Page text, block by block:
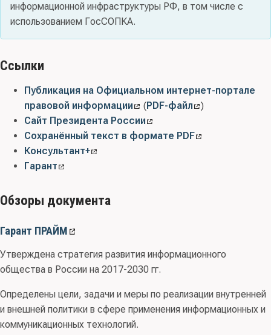
информационной инфраструктуры РФ, в том числе с
использованием ГосСОПКА.
Ссылки
Публикация на Официальном интернет-портале
правовой информации
(PDF-файл
)
Сайт Президента России
Сохранённый текст в формате PDF
Консультант+
Гарант
Обзоры документа
Гарант ПРАЙМ
Утверждена стратегия развития информационного
общества в России на 2017-2030 гг.
Определены цели, задачи и меры по реализации внутренней
и внешней политики в сфере применения информационных и
коммуникационных технологий.